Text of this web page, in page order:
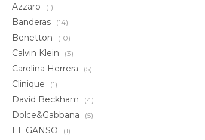
Azzaro (1)
Banderas (14)
Benetton (10)
Calvin Klein (3)
Carolina Herrera (5)
Clinique (1)
David Beckham (4)
Dolce&Gabbana (5)
EL GANSO (1)